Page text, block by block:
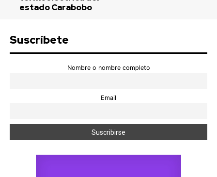
estado Carabobo
Suscríbete
Nombre o nombre completo
Email